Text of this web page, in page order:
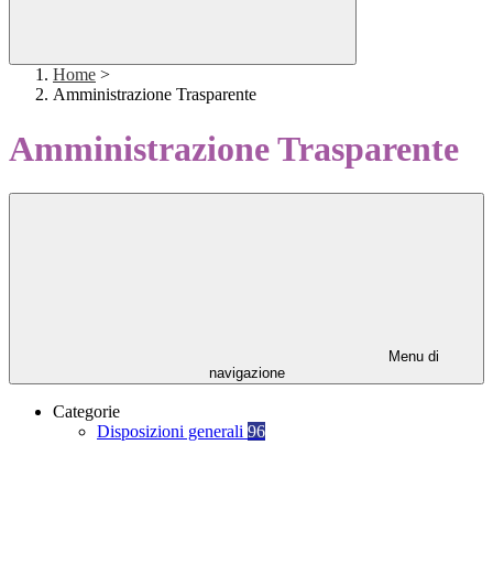
Home >
Amministrazione Trasparente
Amministrazione Trasparente
Menu di
navigazione
Categorie
Disposizioni generali 96